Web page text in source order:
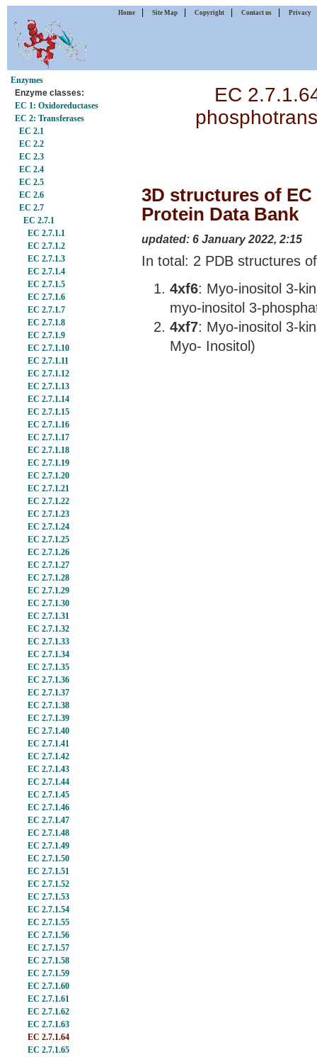
Home Site Map Copyright Contact us Privacy
Enzymes
Enzyme classes:
EC 1: Oxidoreductases
EC 2: Transferases
EC 2.1
EC 2.2
EC 2.3
EC 2.4
EC 2.5
EC 2.6
EC 2.7
EC 2.7.1
EC 2.7.1.1
EC 2.7.1.2
EC 2.7.1.3
EC 2.7.1.4
EC 2.7.1.5
EC 2.7.1.6
EC 2.7.1.7
EC 2.7.1.8
EC 2.7.1.9
EC 2.7.1.10
EC 2.7.1.11
EC 2.7.1.12
EC 2.7.1.13
EC 2.7.1.14
EC 2.7.1.15
EC 2.7.1.16
EC 2.7.1.17
EC 2.7.1.18
EC 2.7.1.19
EC 2.7.1.20
EC 2.7.1.21
EC 2.7.1.22
EC 2.7.1.23
EC 2.7.1.24
EC 2.7.1.25
EC 2.7.1.26
EC 2.7.1.27
EC 2.7.1.28
EC 2.7.1.29
EC 2.7.1.30
EC 2.7.1.31
EC 2.7.1.32
EC 2.7.1.33
EC 2.7.1.34
EC 2.7.1.35
EC 2.7.1.36
EC 2.7.1.37
EC 2.7.1.38
EC 2.7.1.39
EC 2.7.1.40
EC 2.7.1.41
EC 2.7.1.42
EC 2.7.1.43
EC 2.7.1.44
EC 2.7.1.45
EC 2.7.1.46
EC 2.7.1.47
EC 2.7.1.48
EC 2.7.1.49
EC 2.7.1.50
EC 2.7.1.51
EC 2.7.1.52
EC 2.7.1.53
EC 2.7.1.54
EC 2.7.1.55
EC 2.7.1.56
EC 2.7.1.57
EC 2.7.1.58
EC 2.7.1.59
EC 2.7.1.60
EC 2.7.1.61
EC 2.7.1.62
EC 2.7.1.63
EC 2.7.1.64
EC 2.7.1.65
EC
3D structures of
Protein Data Bank
updated: 6 January 2022, 2:15
In total: 2 PDB structures
4xf6: Myo-inositol 3-
myo-inositol 3-
4xf7: Myo-inositol 3-
Myo- Inositol)